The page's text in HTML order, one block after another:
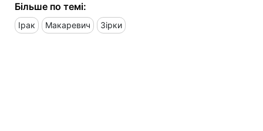
Більше по темі:
Ірак Макаревич Зірки